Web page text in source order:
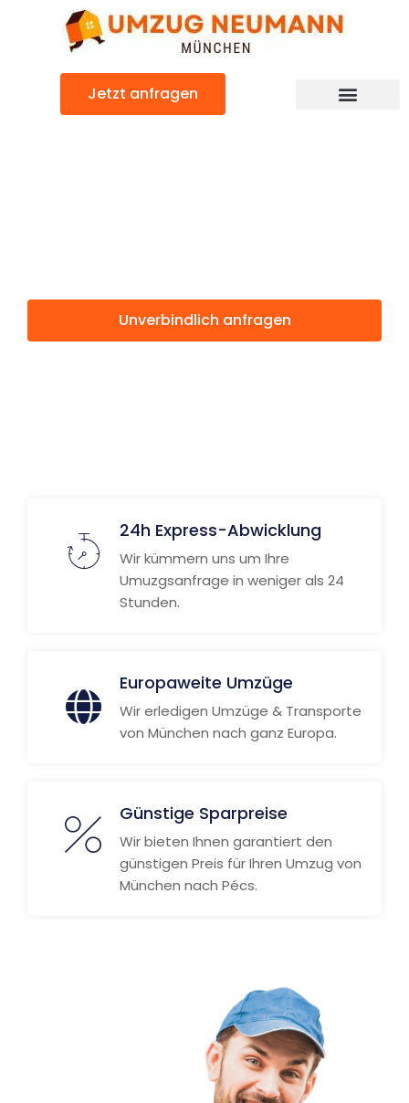
Jetzt anfragen
Unverbindlich anfragen
24h Express-Abwicklung
Wir kümmern uns um Ihre
Umuzgsanfrage in weniger als 24
Stunden.
Europaweite Umzüge
Wir erledigen Umzüge & Transporte
von München nach ganz Europa.
Günstige Sparpreise
Wir bieten Ihnen garantiert den
günstigen Preis für Ihren Umzug von
München nach Pécs.